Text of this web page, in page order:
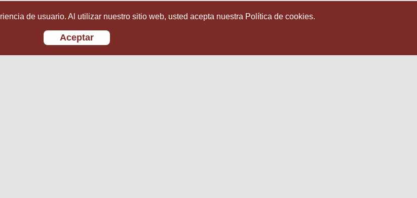
de usuario. Al utilizar nuestro sitio web, usted acepta nuestra Política de cookies.
Aceptar